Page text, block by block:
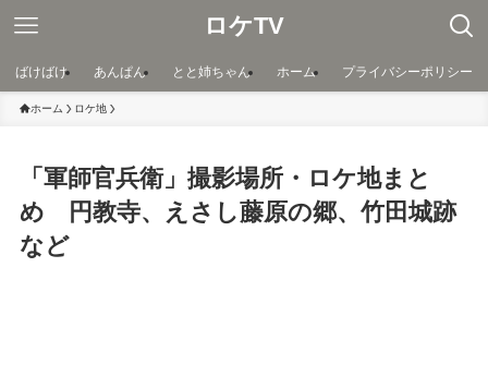
ロケTV
ばけばけ あんぱん とと姉ちゃん ホーム プライバシーポリシー
ホーム ロケ地
「軍師官兵衛」撮影場所・ロケ地まと
め 円教寺、えさし藤原の郷、竹田城跡
など